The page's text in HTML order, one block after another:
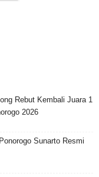
Rebut Kembali Juara 1
2026
Sunarto Resmi